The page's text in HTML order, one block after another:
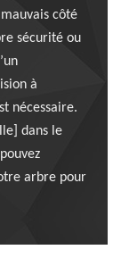
côté
sécurité ou
à
nécessaire.
dans le
arbre pour